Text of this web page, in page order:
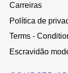
Carreiras
Política de
Terms -
Escravidão